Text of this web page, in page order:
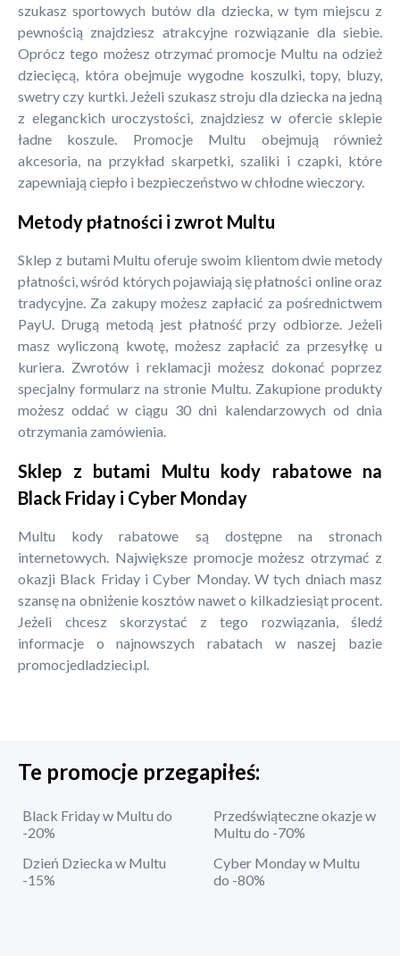
szukasz sportowych butów dla dziecka, w tym miejscu z
pewnością znajdziesz atrakcyjne rozwiązanie dla siebie.
Oprócz tego możesz otrzymać promocje Multu na odzież
dziecięcą, która obejmuje wygodne koszulki, topy, bluzy,
swetry czy kurtki. Jeżeli szukasz stroju dla dziecka na jedną
z eleganckich uroczystości, znajdziesz w ofercie sklepie
ładne koszule. Promocje Multu obejmują również
akcesoria, na przykład skarpetki, szaliki i czapki, które
zapewniają ciepło i bezpieczeństwo w chłodne wieczory.
Metody płatności i zwrot Multu
Sklep z butami Multu oferuje swoim klientom dwie metody
płatności, wśród których pojawiają się płatności online oraz
tradycyjne. Za zakupy możesz zapłacić za pośrednictwem
PayU. Drugą metodą jest płatność przy odbiorze. Jeżeli
masz wyliczoną kwotę, możesz zapłacić za przesyłkę u
kuriera. Zwrotów i reklamacji możesz dokonać poprzez
specjalny formularz na stronie Multu. Zakupione produkty
możesz oddać w ciągu 30 dni kalendarzowych od dnia
otrzymania zamówienia.
Sklep z butami Multu kody rabatowe na
Black Friday i Cyber Monday
Multu kody rabatowe są dostępne na stronach
internetowych. Największe promocje możesz otrzymać z
okazji Black Friday i Cyber Monday. W tych dniach masz
szansę na obniżenie kosztów nawet o kilkadziesiąt procent.
Jeżeli chcesz skorzystać z tego rozwiązania, śledź
informacje o najnowszych rabatach w naszej bazie
promocjedladzieci.pl.
Te promocje przegapiłeś:
Black Friday w Multu do
-20%
Przedświąteczne okazje w
Multu do -70%
Dzień Dziecka w Multu
-15%
Cyber Monday w Multu
do -80%